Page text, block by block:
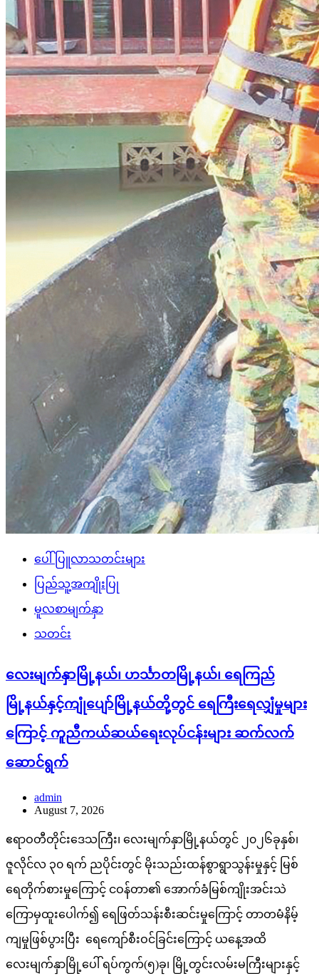
ပေါ်ပြူလာသတင်းများ
ပြည်သူ့အကျိုးပြု
မူလစာမျက်နှာ
သတင်း
လေးမျက်နှာမြို့နယ်၊ ဟင်္သာတမြို့နယ်၊ ရေကြည်
မြို့နယ်နှင့်ကျုံပျော်မြို့နယ်တို့တွင် ရေကြီးရေလျှံမှုများ
ကြောင့် ကူညီကယ်ဆယ်ရေးလုပ်ငန်းများ ဆက်လက်
ဆောင်ရွက်
admin
August 7, 2026
ဧရာဝတီတိုင်းဒေသကြီး၊ လေးမျက်နှာမြို့နယ်တွင် ၂၀၂၆ခုနှစ်၊
ဇူလိုင်လ ၃၀ ရက် ညပိုင်းတွင် မိုးသည်းထန်စွာရွာသွန်းမှုနှင့် မြစ်
ရေတိုက်စားမှုကြောင့် ငဝန်တာ၏ အောက်ခံမြစ်ကျိုးအင်းသဲ
ကြောမှထူးပေါက်၍ ရေဖြတ်သန်းစီးဆင်းမှုကြောင့် တာတမံနိမ့်
ကျမှုဖြစ်ပွားပြီး ရေကျော်စီးဝင်ခြင်းကြောင့် ယနေ့အထိ
လေးမျက်နှာမြို့ပေါ် ရပ်ကွက်(၅)ခု၊ မြို့တွင်းလမ်းမကြီးများနှင့်